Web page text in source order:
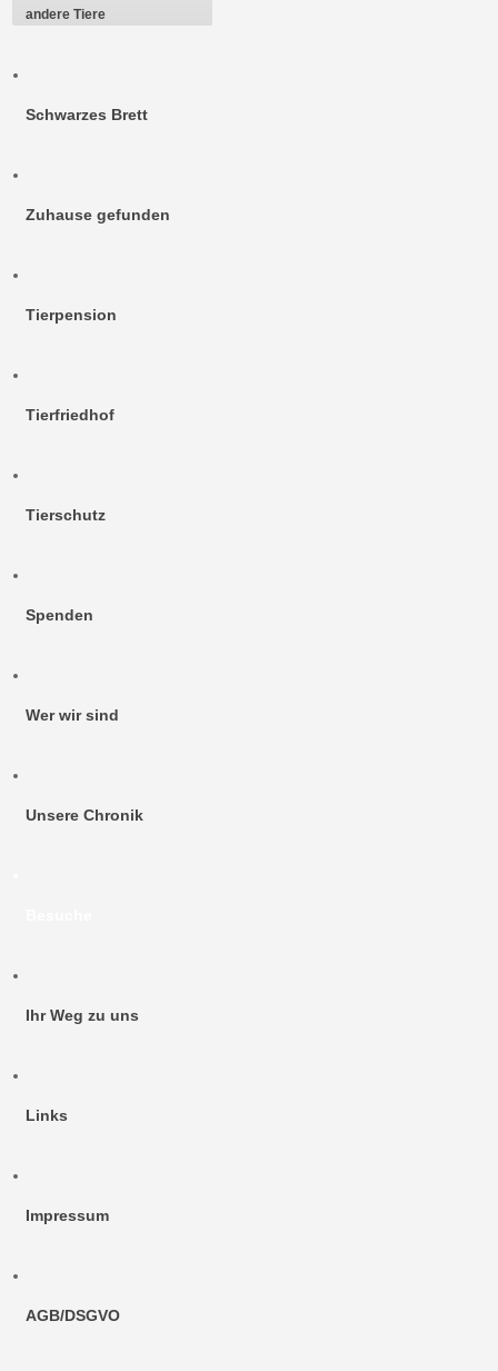
andere Tiere
Schwarzes Brett
Zuhause gefunden
Tierpension
Tierfriedhof
Tierschutz
Spenden
Wer wir sind
Unsere Chronik
Ihr Weg zu uns
Links
Impressum
AGB/DSGVO